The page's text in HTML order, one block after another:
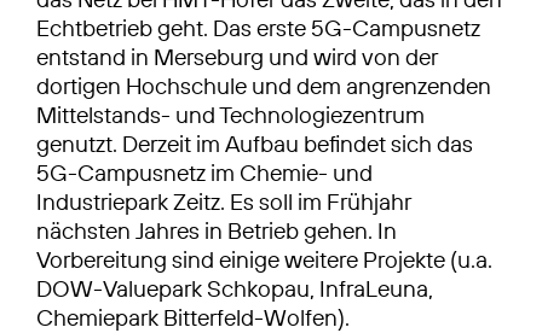
Echtbetrieb geht. Das erste 5G-Campusnetz
entstand in Merseburg und wird von der
dortigen Hochschule und dem angrenzenden
Mittelstands- und Technologiezentrum
genutzt. Derzeit im Aufbau befindet sich das
5G-Campusnetz im Chemie- und
Industriepark Zeitz. Es soll im Frühjahr
nächsten Jahres in Betrieb gehen. In
Vorbereitung sind einige weitere Projekte (u.a.
DOW-Valuepark Schkopau, InfraLeuna,
Chemiepark Bitterfeld-Wolfen).